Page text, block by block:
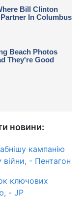
новини:
кампанію
війни, - Пентагон
ключових
- JP